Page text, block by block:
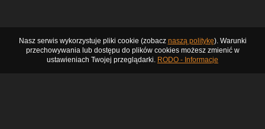
Nasz serwis wykorzystuje pliki cookie (zobacz naszą politykę). Warunki
przechowywania lub dostępu do plików cookies możesz zmienić w
ustawieniach Twojej przeglądarki. RODO - Informacje